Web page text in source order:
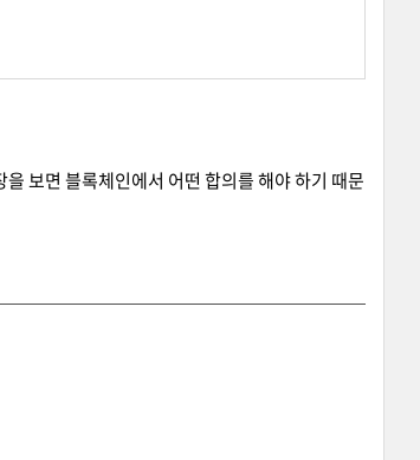
보면 블록체인에서 어떤 합의를 해야 하기 때문